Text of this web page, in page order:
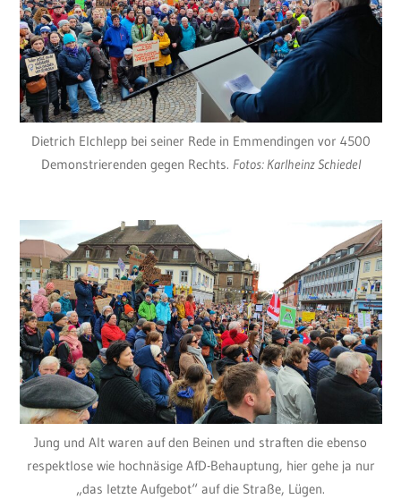
Dietrich Elchlepp bei seiner Rede in Emmendingen vor 4500
Demonstrierenden gegen Rechts. Fotos: Karlheinz Schiedel
Jung und Alt waren auf den Beinen und straften die ebenso
respektlose wie hochnäsige AfD-Behauptung, hier gehe ja nur
„das letzte Aufgebot“ auf die Straße, Lügen.